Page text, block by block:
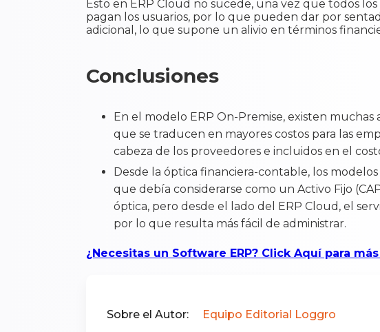
Esto en ERP Cloud no sucede, una vez que todos
pagan los usuarios, por lo que pueden dar por
adicional, lo que supone un alivio en términos
Conclusiones
En el modelo ERP On-Premise, existen
que se traducen en mayores costos para las
cabeza de los proveedores e incluidos en el
Desde la óptica financiera-contable, los
que debía considerarse como un Activo Fijo
óptica, pero desde el lado del ERP Cloud, el
por lo que resulta más fácil de administrar.
¿Necesitas un Software ERP? Click Aquí para
Sobre el Autor: Equipo Editorial Loggro